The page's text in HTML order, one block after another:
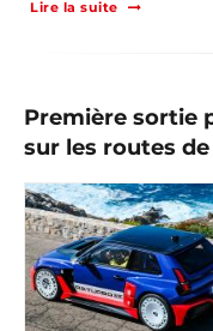
Lire la suite
Première sortie
sur les routes de